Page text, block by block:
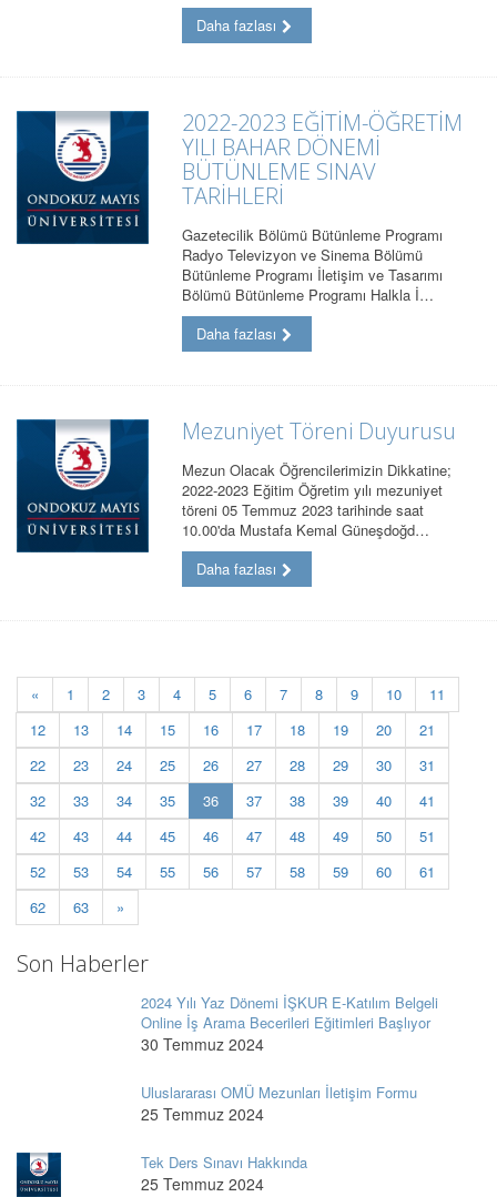
Daha fazlası
2022-2023 EĞİTİM-ÖĞRETİM
YILI BAHAR DÖNEMİ
BÜTÜNLEME SINAV
TARİHLERİ
Gazetecilik Bölümü Bütünleme Programı
Radyo Televizyon ve Sinema Bölümü
Bütünleme Programı İletişim ve Tasarımı
Bölümü Bütünleme Programı Halkla İ…
Daha fazlası
Mezuniyet Töreni Duyurusu
Mezun Olacak Öğrencilerimizin Dikkatine;
2022-2023 Eğitim Öğretim yılı mezuniyet
töreni 05 Temmuz 2023 tarihinde saat
10.00'da Mustafa Kemal Güneşdoğd…
Daha fazlası
« 1 2 3 4 5 6 7 8 9 10
11
12
13 14 15 16 17 18 19 20
21
22
23 24 25 26 27 28 29 30
31
32
33 34 35 36(current)
37 38 39 40
41
42
43 44 45 46 47 48 49 50
51
52
53 54 55 56 57 58 59 60
61
62
63 »
Son Haberler
2024 Yılı Yaz Dönemi İŞKUR E-Katılım Belgeli
Online İş Arama Becerileri Eğitimleri Başlıyor
30 Temmuz 2024
Uluslararası OMÜ Mezunları İletişim Formu
25 Temmuz 2024
Tek Ders Sınavı Hakkında
25 Temmuz 2024